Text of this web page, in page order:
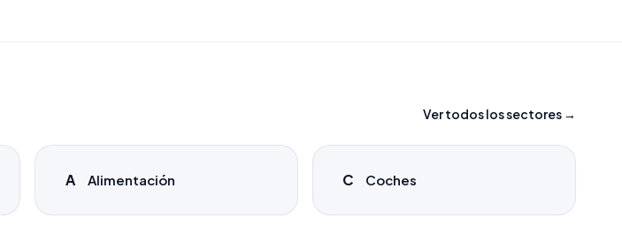
Ver todos los sectores →
A Alimentación C Coches